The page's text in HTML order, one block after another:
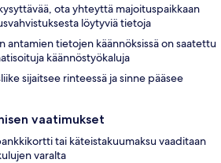
ota yhteyttä majoituspaikkaan
löytyviä tietoja
antamien tietojen käännöksissä on saatettu
käännöstyökaluja
sijaitsee rinteessä ja sinne pääsee
vaatimukset
tai käteistakuumaksu vaaditaan
varalta